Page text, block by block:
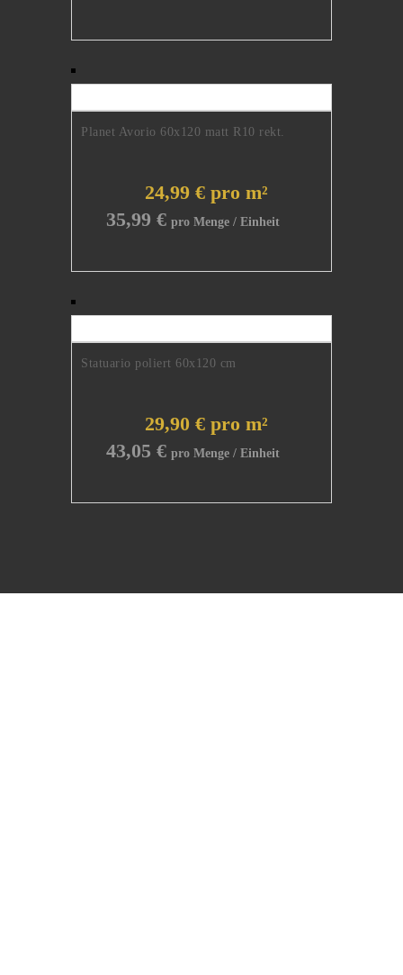
Planet Avorio 60x120 matt R10 rekt.
24,99 € pro m²
35,99 €
Statuario poliert 60x120 cm
29,90 € pro m²
43,05 €